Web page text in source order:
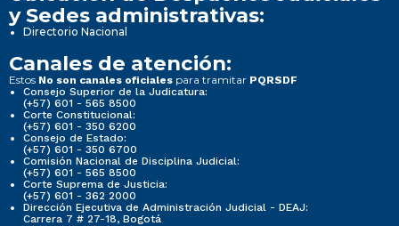
y Sedes administrativas:
Directorio Nacional
Canales de atención:
Estos No son canales oficiales para tramitar PQRSDF
Consejo Superior de la Judicatura:
(+57) 601 - 565 8500
Corte Constitucional:
(+57) 601 - 350 6200
Consejo de Estado:
(+57) 601 - 350 6700
Comisión Nacional de Disciplina Judicial:
(+57) 601 - 565 8500
Corte Suprema de Justicia:
(+57) 601 - 362 2000
Dirección Ejecutiva de Administración Judicial - DEAJ:
Carrera 7 # 27-18, Bogotá